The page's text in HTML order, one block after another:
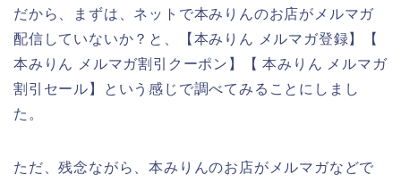
だから、まずは、ネットで本みりんのお店がメルマガ
配信していないか？と、【本みりん メルマガ登録】【
本みりん メルマガ割引クーポン】【 本みりん メルマガ
割引セール】という感じで調べてみることにしまし
た。
ただ、残念ながら、本みりんのお店がメルマガなどで